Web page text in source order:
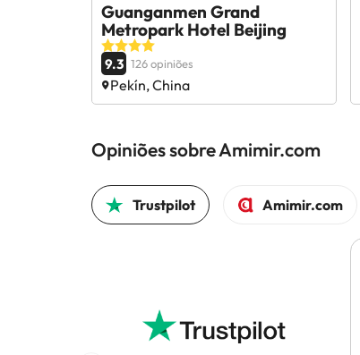
Guanganmen Grand
Metropark Hotel Beijing
9.3 126 opiniões
Pekín, China
Opiniões sobre Amimir.com
Trustpilot Amimir.com